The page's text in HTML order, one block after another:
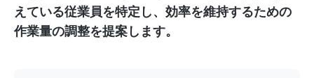
えている従業員を特定し、効率を維持するための
作業量の調整を提案します。